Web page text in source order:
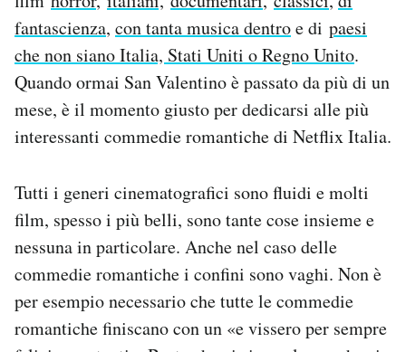
Newsletter
Notifiche mobile
Regala il Post
Hai bisogno di aiuto?
Esci
fantascienza, con tanta musica dentroe di paesi
che non siano Italia, Stati Uniti o Regno Unito.
Quando ormai San Valentino è passato da più di un
mese, è il momento giusto per dedicarsi alle più
interessanti commedie romantiche di Netflix Italia.
Tutti i generi cinematografici sono fluidi e molti
film, spesso i più belli, sono tante cose insieme e
nessuna in particolare. Anche nel caso delle
commedie romantiche i confini sono vaghi. Non è
per esempio necessario che tutte le commedie
romantiche finiscano con un «e vissero per sempre